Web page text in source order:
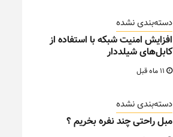
دسته‌بندی نشده
افزایش امنیت شبکه با استفاده از
کابل‌های شیلددار
دسته‌بندی نشده
مبل راحتی چند نفره بخریم ؟